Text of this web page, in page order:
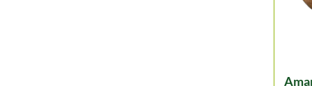
amandes chocolat lait